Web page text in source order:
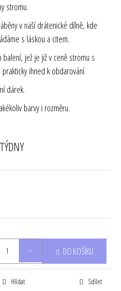
stromu.
v naší drátenické dílně, kde
s láskou a citem.
jež je již v ceně stromu s
ihned k obdarování.
dárek.
barvy i rozměru.
DO KOŠÍKU
Hlídat Sdílet